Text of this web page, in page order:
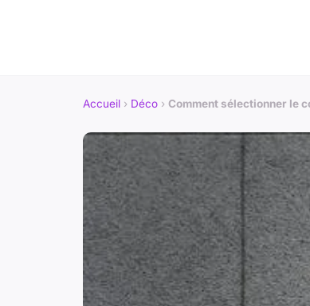
Accueil › Déco › Comment sélectionner le